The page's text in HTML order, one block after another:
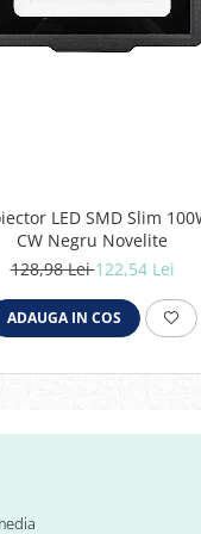
LED SMD Slim
CW Negru Novelite
128,98 Lei122,54 Lei
ADAUGA IN COS